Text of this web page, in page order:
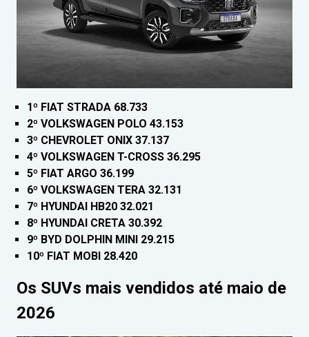
1º FIAT STRADA 68.733
2º VOLKSWAGEN POLO 43.153
3º CHEVROLET ONIX 37.137
4º VOLKSWAGEN T-CROSS 36.295
5º FIAT ARGO 36.199
6º VOLKSWAGEN TERA 32.131
7º HYUNDAI HB20 32.021
8º HYUNDAI CRETA 30.392
9º BYD DOLPHIN MINI 29.215
10º FIAT MOBI 28.420
Os SUVs mais vendidos até maio de
2026